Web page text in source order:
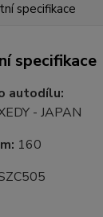
specifikace
specifikace
autodílu:
- JAPAN
160